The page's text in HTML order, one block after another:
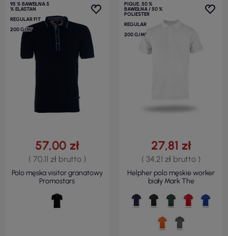
95 % BAWEŁNA 5
% ELASTAN
REGULAR FIT
200 G/M²
57,00 zł
( 70,11 zł brutto )
Polo męska visitor granatowy
Promostars
PIQUE, 50 %
BAWEŁNA / 50 %
POLIESTER
REGULAR
200 G/M²
27,81 zł
( 34,21 zł brutto )
Helpher polo męskie worker
biały Mark The